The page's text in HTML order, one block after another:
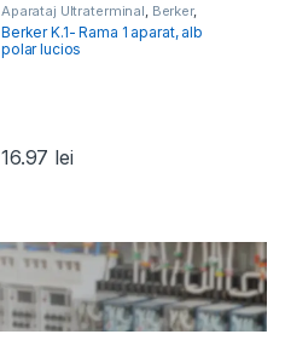
Aparataj Ultraterminal Berker,
Berker K.1, K.5
Berker K.1- Rama 1 aparat, alb
polar lucios
16.97 lei